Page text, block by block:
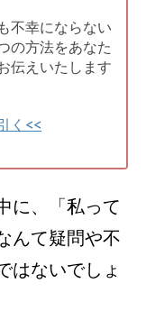
不幸にならない
の方法をあなた
伝えいたします
く<<
に、「私って
んて疑問や不
はないでしょ